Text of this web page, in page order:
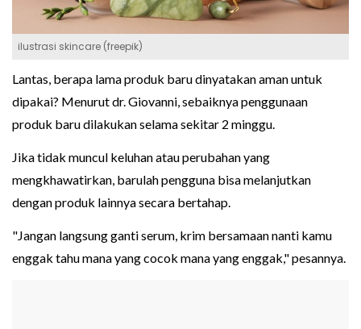
ilustrasi skincare (freepik)
Lantas, berapa lama produk baru dinyatakan aman untuk
dipakai? Menurut dr. Giovanni, sebaiknya penggunaan
produk baru dilakukan selama sekitar 2 minggu.
Jika tidak muncul keluhan atau perubahan yang
mengkhawatirkan, barulah pengguna bisa melanjutkan
dengan produk lainnya secara bertahap.
"Jangan langsung ganti serum, krim bersamaan nanti kamu
enggak tahu mana yang cocok mana yang enggak," pesannya.